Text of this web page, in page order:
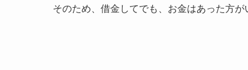
そのため、借金してでも、お金はあった方が